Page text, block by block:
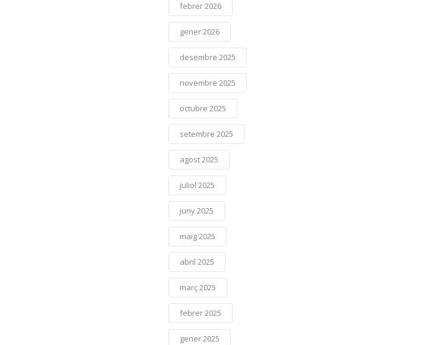
febrer 2026
gener 2026
desembre 2025
novembre 2025
octubre 2025
setembre 2025
agost 2025
juliol 2025
juny 2025
maig 2025
abril 2025
març 2025
febrer 2025
gener 2025